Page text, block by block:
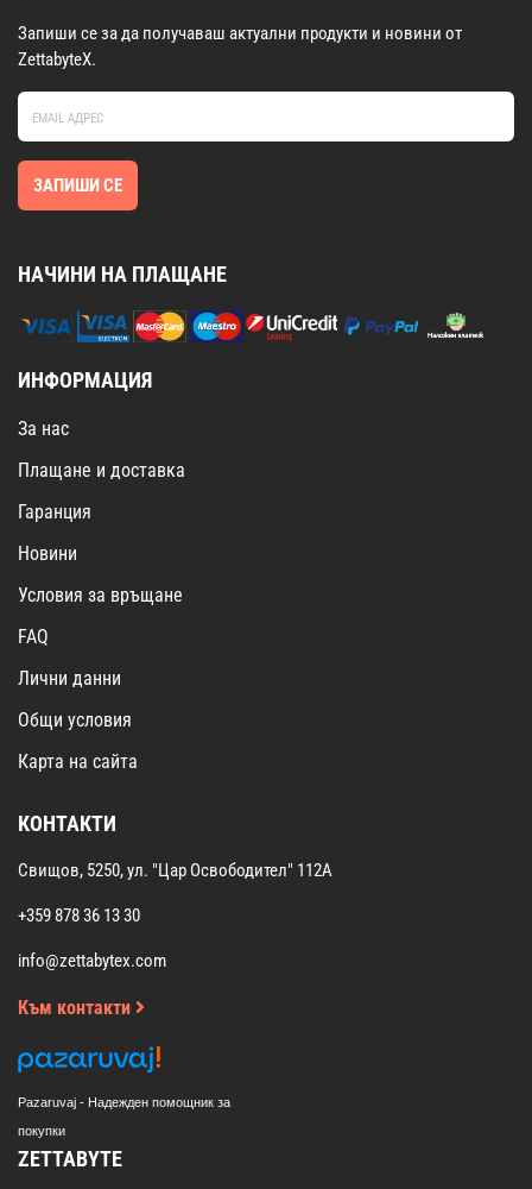
Запиши се за да получаваш актуални продукти и новини от
ZettabyteX.
ЗАПИШИ СЕ
НАЧИНИ НА ПЛАЩАНЕ
ИНФОРМАЦИЯ
За нас
Плащане и доставка
Гаранция
Новини
Условия за връщане
FAQ
Лични данни
Общи условия
Карта на сайта
КОНТАКТИ
Свищов, 5250, ул. "Цар Освободител" 112А
+359 878 36 13 30
info@zettabytex.com
Към контакти
Pazaruvaj - Надежден помощник за
покупки
ZETTABYTE